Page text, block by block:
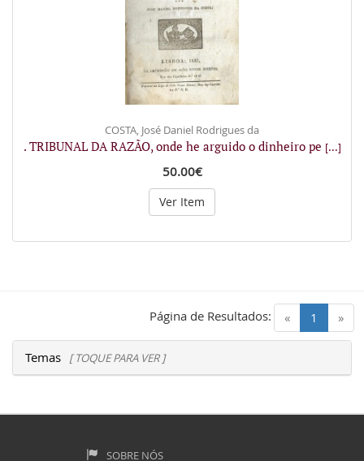
COSTA, José Daniel Rodrigues da
. TRIBUNAL DA RAZÃO, onde he arguido o dinheiro pe [...]
50.00€
Ver Item
« 1 (current)
»
Página de Resultados:
Temas [ TOQUE PARA VER ]
SOBRE NÓS